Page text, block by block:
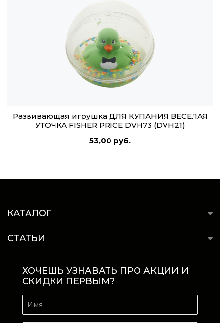
Развивающая игрушка ДЛЯ КУПАНИЯ ВЕСЕЛАЯ
УТОЧКА FISHER PRICE DVH73 (DVH21)
53,00 руб.
КАТАЛОГ
СТАТЬИ
ХОЧЕШЬ УЗНАВАТЬ ПРО АКЦИИ И
СКИДКИ ПЕРВЫМ?